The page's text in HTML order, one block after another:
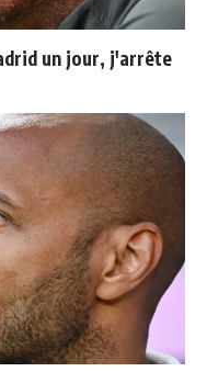
un jour, j'arrête